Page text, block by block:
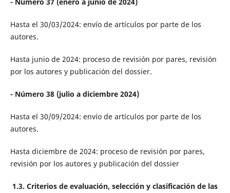
- Número 37 (enero a junio de 2024)
Hasta el 30/03/2024: envío de artículos por parte de los
autores.
Hasta junio de 2024: proceso de revisión por pares, revisión
por los autores y publicación del dossier.
- Número 38 (julio a diciembre 2024)
Hasta el 30/09/2024: envío de artículos por parte de los
autores.
Hasta diciembre de 2024: proceso de revisión por pares,
revisión por los autores y publicación del dossier
1.3. Criterios de evaluación, selección y clasificación de las